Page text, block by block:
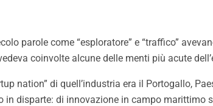
parole come “esploratore” e “traffico”
coinvolte alcune delle menti più acute
nation” di quell’industria era il Portogallo,
in disparte: di innovazione in campo marittimo